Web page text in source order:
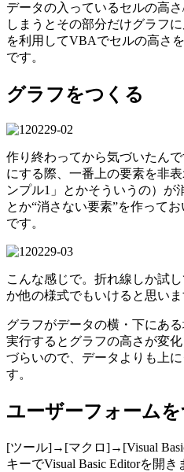
データの入っているセルの高
しまうとその部分だけグラフ
を利用してVBAでセルの高さ
です。
グラフをつくる
作り終わってから気づいたん
にする際、一番上の要素を非
ンプル1」とかそういうの）が
とか“消さない要素”を作って
です。
こんな感じで。折れ線しか試
か他の様式でもいけると思いま
グラフがデータの横・下にあ
実行するとグラフの高さが変
づらいので、データよりも上
す。
ユーザーフォーム
[ツール]→[マクロ]→[Visual
キーでVisual Basic Editorを開き